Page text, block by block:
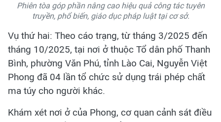
Phiên tòa góp phần nâng cao hiệu quả công tác tuyên
truyền, phổ biến, giáo dục pháp luật tại cơ sở.
Vụ thứ hai: Theo cáo trạng, từ tháng 3/2025 đến
tháng 10/2025, tại nơi ở thuộc Tổ dân phố Thanh
Bình, phường Văn Phú, tỉnh Lào Cai, Nguyễn Việt
Phong đã 04 lần tổ chức sử dụng trái phép chất
ma túy cho người khác.
Khám xét nơi ở của Phong, cơ quan cảnh sát điều